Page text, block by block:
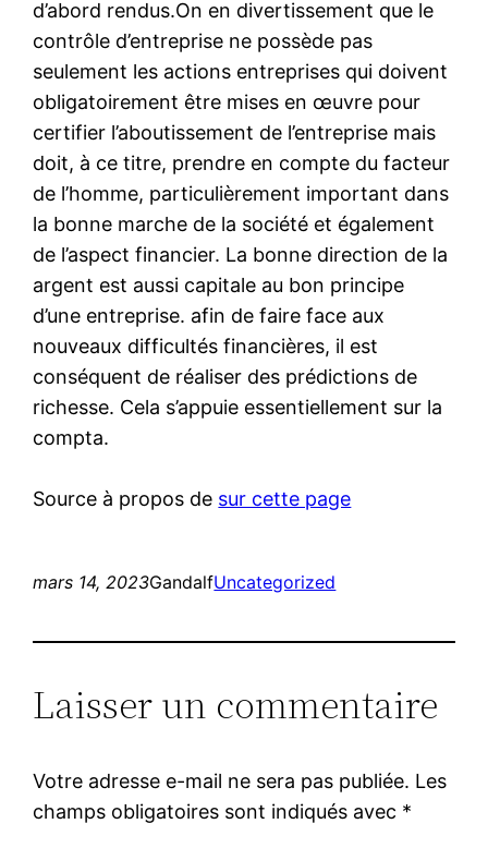
d’abord rendus.On en divertissement que le
contrôle d’entreprise ne possède pas
seulement les actions entreprises qui doivent
obligatoirement être mises en œuvre pour
certifier l’aboutissement de l’entreprise mais
doit, à ce titre, prendre en compte du facteur
de l’homme, particulièrement important dans
la bonne marche de la société et également
de l’aspect financier. La bonne direction de la
argent est aussi capitale au bon principe
d’une entreprise. afin de faire face aux
nouveaux difficultés financières, il est
conséquent de réaliser des prédictions de
richesse. Cela s’appuie essentiellement sur la
compta.
Source à propos de sur cette page
mars 14, 2023GandalfUncategorized
Laisser un commentaire
Votre adresse e-mail ne sera pas publiée. Les
champs obligatoires sont indiqués avec *